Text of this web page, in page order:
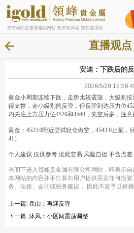
您访问的是香港地区网站 投资有风险 交易需谨慎
直播观点
安迪：下跌后的
2026/5/29
黄金小周期连续下跌，走势比较震荡，大级别
得支撑，走小级别的反弹，但反弹到达压力位
内关注上方压力位4520和4560，先空后多，注意
黄金：4523.0附近尝试轻仓做空，4543.0止损，
41）
个人建议 仅供参考 据此交易 风险自担 不含点差
当阁下进入领峰贵金属有限公司网站，即表示自
本网站的内容并不打算向用户提供买卖任何投
务、法律、会计或税务建议， 因此不应予以倚赖
上一篇: 岳山：再迎反弹
下一篇: 沐风：小区间震荡调整